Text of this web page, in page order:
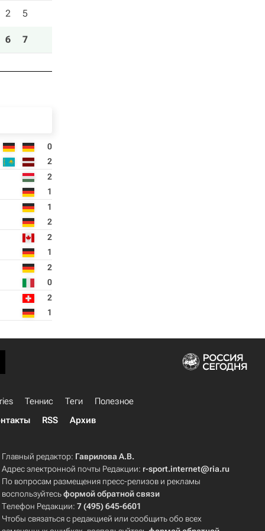
2 5
6 7
0
2
2
1
1
2
2
1
2
0
2
1
Теннис Теги
Полезное
RSS Архив
Главный редактор: Гаврилова А.В.
Адрес электронной почты Редакции: r-sport.internet@ria.ru
По вопросам размещения пресс-релизов и рекламы
воспользуйтесьформой обратной связи
Телефон Редакции:7 (495) 645-6601
Чтобы связаться с редакцией или сообщить обо всех